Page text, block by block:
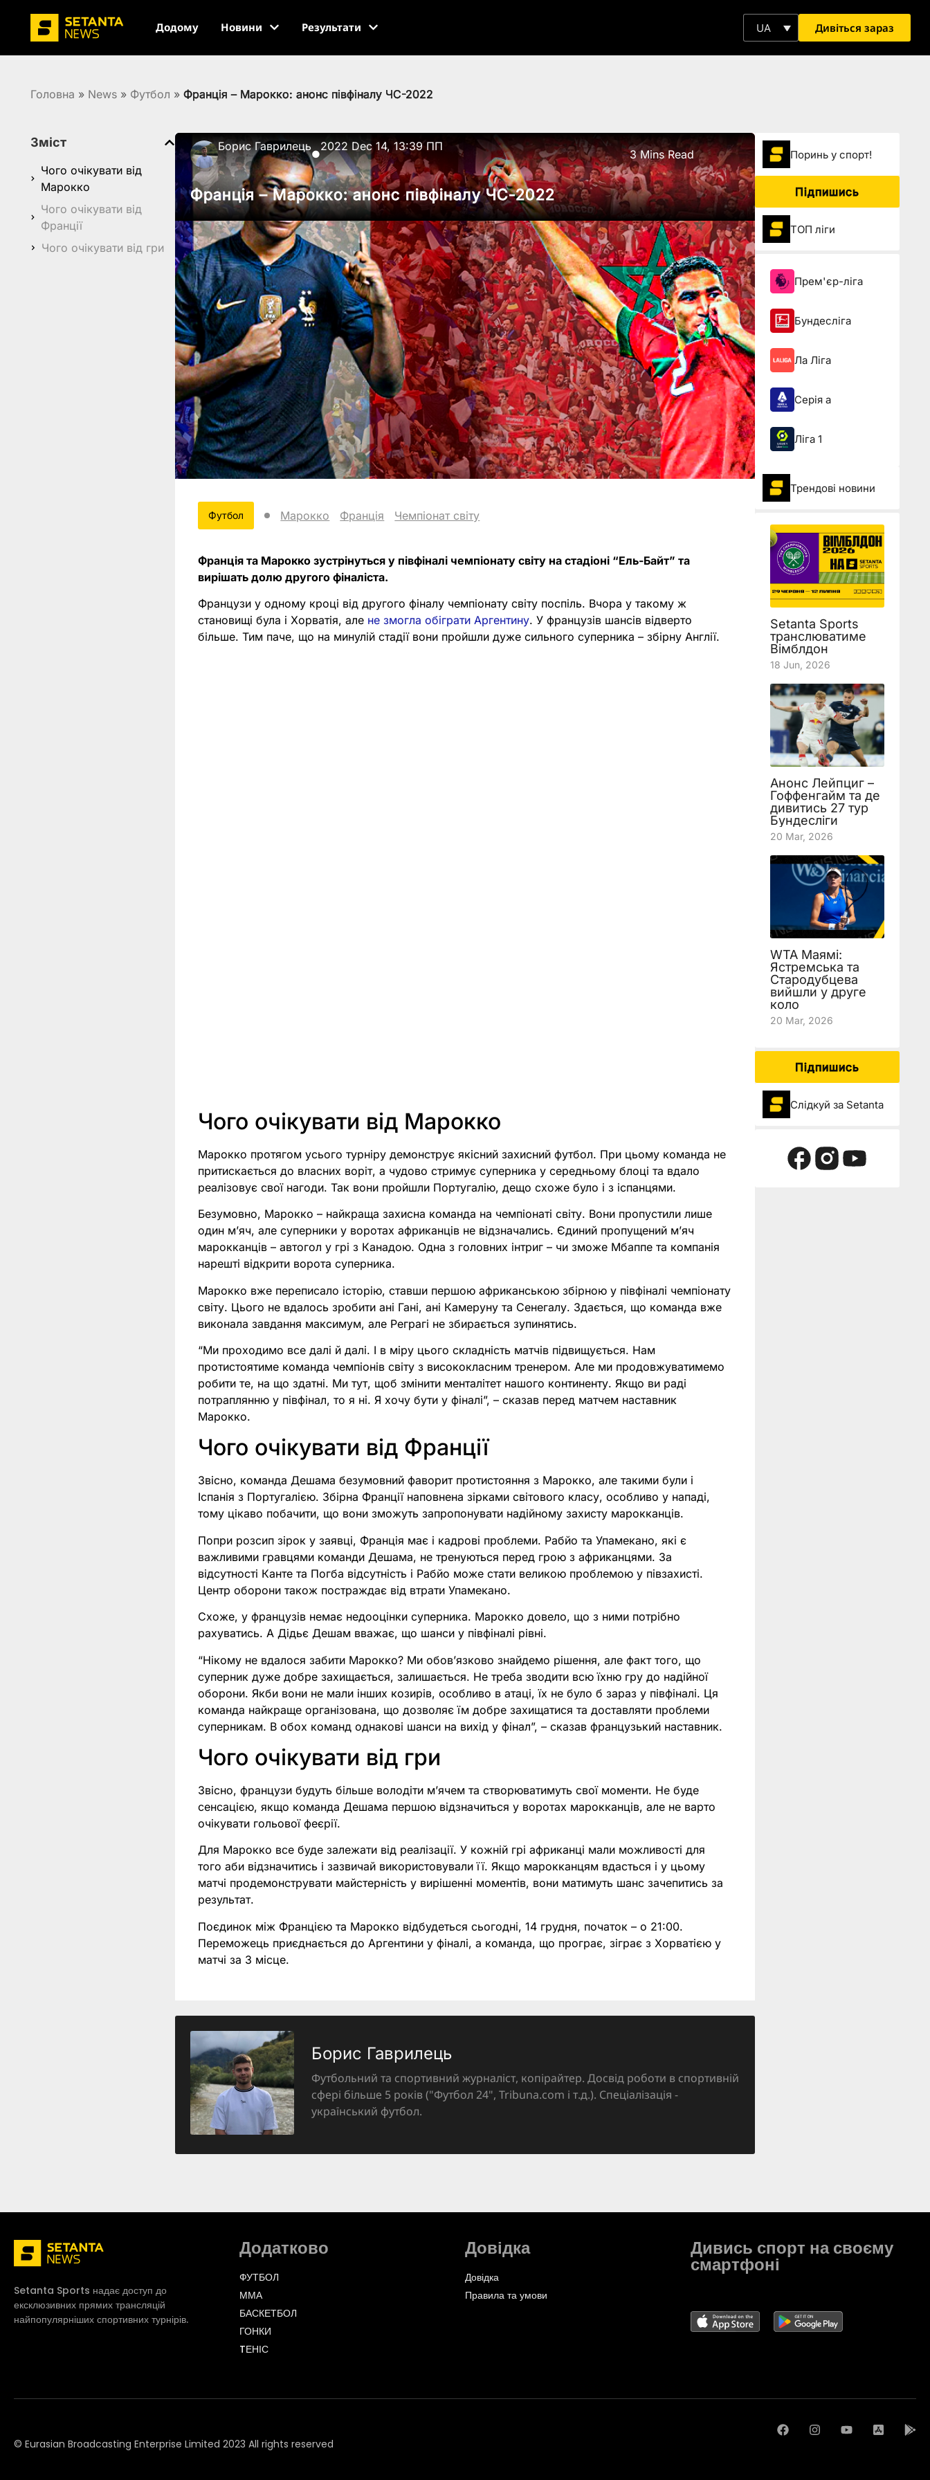
Додому Новини Результати UA Дивіться зараз
Головна » News » Футбол » Франція – Марокко: анонс півфіналу ЧС-2022
Зміст
Чого очікувати від
Марокко
Чого очікувати від
Франції
Чого очікувати від гри
Борис Гаврилець
●
2022 Dec 14, 13:39 ПП
3 Mins Read
Франція – Марокко: анонс півфіналу ЧС-2022
Футбол Марокко Франція Чемпіонат світу
Франція та Марокко зустрінуться у півфіналі чемпіонату світу на стадіоні “Ель-Байт” та
вирішать долю другого фіналіста.
Французи у одному кроці від другого фіналу чемпіонату світу поспіль. Вчора у такому ж
становищі була і Хорватія, але не змогла обіграти Аргентину. У французів шансів відверто
більше. Тим паче, що на минулій стадії вони пройшли дуже сильного суперника – збірну Англії.
Чого очікувати від Марокко
Марокко протягом усього турніру демонструє якісний захисний футбол. При цьому команда не
притискається до власних воріт, а чудово стримує суперника у середньому блоці та вдало
реалізовує свої нагоди. Так вони пройшли Португалію, дещо схоже було і з іспанцями.
Безумовно, Марокко – найкраща захисна команда на чемпіонаті світу. Вони пропустили лише
один м’яч, але суперники у воротах африканців не відзначались. Єдиний пропущений м’яч
марокканців – автогол у грі з Канадою. Одна з головних інтриг – чи зможе Мбаппе та компанія
нарешті відкрити ворота суперника.
Марокко вже переписало історію, ставши першою африканською збірною у півфіналі чемпіонату
світу. Цього не вдалось зробити ані Гані, ані Камеруну та Сенегалу. Здається, що команда вже
виконала завдання максимум, але Реграгі не збирається зупинятись.
“Ми проходимо все далі й далі. І в міру цього складність матчів підвищується. Нам
протистоятиме команда чемпіонів світу з висококласним тренером. Але ми продовжуватимемо
робити те, на що здатні. Ми тут, щоб змінити менталітет нашого континенту. Якщо ви раді
потраплянню у півфінал, то я ні. Я хочу бути у фіналі”, – сказав перед матчем наставник
Марокко.
Чого очікувати від Франції
Звісно, команда Дешама безумовний фаворит протистояння з Марокко, але такими були і
Іспанія з Португалією. Збірна Франції наповнена зірками світового класу, особливо у нападі,
тому цікаво побачити, що вони зможуть запропонувати надійному захисту марокканців.
Попри розсип зірок у заявці, Франція має і кадрові проблеми. Рабйо та Упамекано, які є
важливими гравцями команди Дешама, не тренуються перед грою з африканцями. За
відсутності Канте та Погба відсутність і Рабйо може стати великою проблемою у півзахисті.
Центр оборони також постраждає від втрати Упамекано.
Схоже, у французів немає недооцінки суперника. Марокко довело, що з ними потрібно
рахуватись. А Дідьє Дешам вважає, що шанси у півфіналі рівні.
“Нікому не вдалося забити Марокко? Ми обов’язково знайдемо рішення, але факт того, що
суперник дуже добре захищається, залишається. Не треба зводити всю їхню гру до надійної
оборони. Якби вони не мали інших козирів, особливо в атаці, їх не було б зараз у півфіналі. Ця
команда найкраще організована, що дозволяє їм добре захищатися та доставляти проблеми
суперникам. В обох команд однакові шанси на вихід у фінал”, – сказав французький наставник.
Чого очікувати від гри
Звісно, французи будуть більше володіти м’ячем та створюватимуть свої моменти. Не буде
сенсацією, якщо команда Дешама першою відзначиться у воротах марокканців, але не варто
очікувати гольової феєрії.
Для Марокко все буде залежати від реалізації. У кожній грі африканці мали можливості для
того аби відзначитись і зазвичай використовували її. Якщо марокканцям вдасться і у цьому
матчі продемонструвати майстерність у вирішенні моментів, вони матимуть шанс зачепитись за
результат.
Поєдинок між Францією та Марокко відбудеться сьогодні, 14 грудня, початок – о 21:00.
Переможець приєднається до Аргентини у фіналі, а команда, що програє, зіграє з Хорватією у
матчі за 3 місце.
Борис Гаврилець
Футбольний та спортивний журналіст, копірайтер. Досвід роботи в спортивній
сфері більше 5 років ("Футбол 24", Tribuna.com і т.д.). Спеціалізація -
український футбол.
Поринь у спорт!
Підпишись
ТОП ліги
Прем'єр-ліга
Бундесліга
Ла Ліга
Серія а
Ліга 1
Трендові новини
Setanta Sports
транслюватиме
Вімблдон
18 Jun, 2026
Анонс Лейпциг –
Гоффенгайм та де
дивитись 27 тур
Бундесліги
20 Mar, 2026
WTA Маямі:
Ястремська та
Стародубцева
вийшли у друге
коло
20 Mar, 2026
Підпишись
Слідкуй за Setanta
Setanta Sports надає доступ до
ексклюзивних прямих трансляцій
найпопулярніших спортивних турнірів.
Додатково
ФУТБОЛ
ММА
БАСКЕТБОЛ
ГОНКИ
TЕНІС
Довідка
Довідка
Правила та умови
Дивись спорт на своєму
смартфоні
© Eurasian Broadcasting Enterprise Limited 2023 All rights reserved